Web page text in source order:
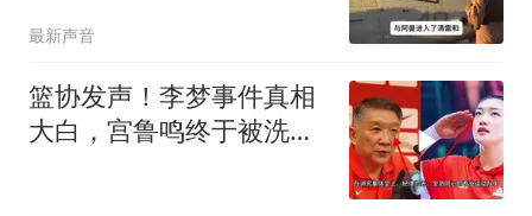
最新声音
篮协发声！李梦事件真相
大白，宫鲁鸣终于被洗清